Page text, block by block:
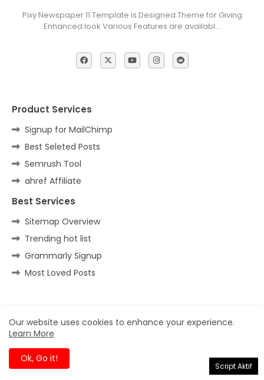
Pixy Newspaper 11 Template is Designed Theme for Giving
Enhanced look Various Features are availabl…
Product Services
Signup for MailChimp
Best Seleted Posts
Semrush Tool
ahref Affiliate
Best Services
Sitemap Overview
Trending hot list
Grammarly Signup
Most Loved Posts
Home Contact us Privacy Policy
Our website uses cookies to enhance your experience.
Learn More
Ok, Go it!
Script Aktif